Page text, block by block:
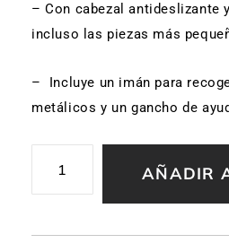
– Con cabezal antideslizante
incluso las piezas más
– Incluye un imán para
metálicos y un gancho de
PRESION
ECONOMICA
LONGITUD
AÑADIR